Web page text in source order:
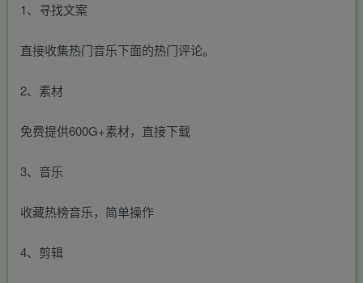
1、寻找文案
直接收集热门音乐下面的热门评论。
2、素材
免费提供600G+素材，直接下载
3、音乐
收藏热榜音乐，简单操作
4、剪辑